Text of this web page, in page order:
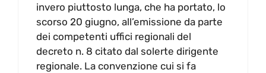
invero piuttosto lunga, che ha portato, lo
scorso 20 giugno, all’emissione da parte
dei competenti uffici regionali del
decreto n. 8 citato dal solerte dirigente
regionale. La convenzione cui si fa